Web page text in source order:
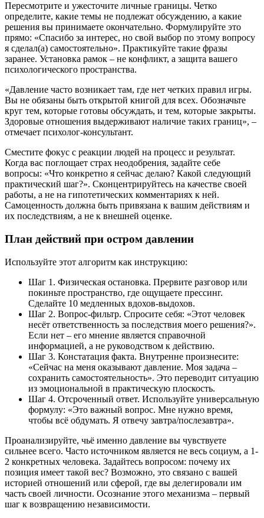
Пересмотрите и ужесточите личные границы. Четко
определите, какие темы не подлежат обсуждению, а какие
решения вы принимаете окончательно. Формулируйте это
прямо: «Спасибо за интерес, но свой выбор по этому вопросу
я сделал(а) самостоятельно». Практикуйте такие фразы
заранее. Установка рамок – не конфликт, а защита вашего
психологического пространства.
«Давление часто возникает там, где нет четких правил игры.
Вы не обязаны быть открытой книгой для всех. Обозначьте
круг тем, которые готовы обсуждать, и тем, которые закрыты.
Здоровые отношения выдерживают наличие таких границ», –
отмечает психолог-консультант.
Сместите фокус с реакции людей на процесс и результат.
Когда вас поглощает страх неодобрения, задайте себе
вопросы: «Что конкретно я сейчас делаю? Какой следующий
практический шаг?». Сконцентрируйтесь на качестве своей
работы, а не на гипотетических комментариях к ней.
Самоценность должна быть привязана к вашим действиям и
их последствиям, а не к внешней оценке.
План действий при остром давлении
Используйте этот алгоритм как инструкцию:
Шаг 1. Физическая остановка. Прервите разговор или
покиньте пространство, где ощущаете прессинг.
Сделайте 10 медленных вдохов-выдохов.
Шаг 2. Вопрос-фильтр. Спросите себя: «Этот человек
несёт ответственность за последствия моего решения?».
Если нет – его мнение является справочной
информацией, а не руководством к действию.
Шаг 3. Констатация факта. Внутренне произнесите:
«Сейчас на меня оказывают давление. Моя задача –
сохранить самостоятельность». Это переводит ситуацию
из эмоциональной в практическую плоскость.
Шаг 4. Отсроченный ответ. Используйте универсальную
формулу: «Это важный вопрос. Мне нужно время,
чтобы всё обдумать. Я отвечу завтра/послезавтра».
Проанализируйте, чьё именно давление вы чувствуете
сильнее всего. Часто источником является не весь социум, а 1-
2 конкретных человека. Задайтесь вопросом: почему их
позиция имеет такой вес? Возможно, это связано с вашей
историей отношений или сферой, где вы делегировали им
часть своей личности. Осознание этого механизма – первый
шаг к возвращению независимости.